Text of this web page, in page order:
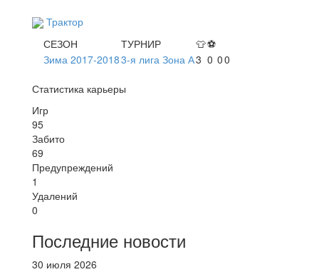
Трактор
СЕЗОН
ТУРНИР 👕⚽
Зима 2017-20183-я лига Зона А3 0 00
Статистика карьеры
Игр
95
Забито
69
Предупреждений
1
Удалений
0
Последние новости
30 июля 2026